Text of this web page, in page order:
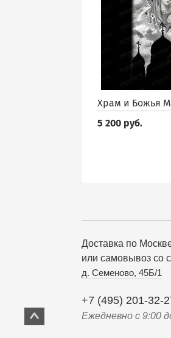
Храм и Божья
5 200 руб.
Доставка по
или самовывоз со
д. Семеново, 45Б/1
+7 (495) 201-32-
Ежедневно с 9:00